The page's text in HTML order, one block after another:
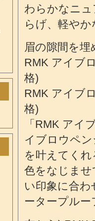
わらかなニ
らげ、軽や
眉の隙間を
RMK アイブ
格)
RMK アイブ
格)
「RMK アイ
イブロウペ
を叶えてく
色をなじま
い印象に合
ータープルー